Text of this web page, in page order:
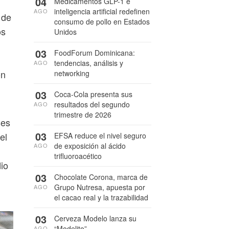
inteligencia artificial redefinen
consumo de pollo en Estados
Unidos
AGO
FoodForum Dominicana:
tendencias, análisis y
networking
03
AGO
Coca-Cola presenta sus
resultados del segundo
trimestre de 2026
03
AGO
EFSA reduce el nivel seguro
de exposición al ácido
trifluoroacético
03
AGO
Chocolate Corona, marca de
Grupo Nutresa, apuesta por
el cacao real y la trazabilidad
03
AGO
Cerveza Modelo lanza su
03